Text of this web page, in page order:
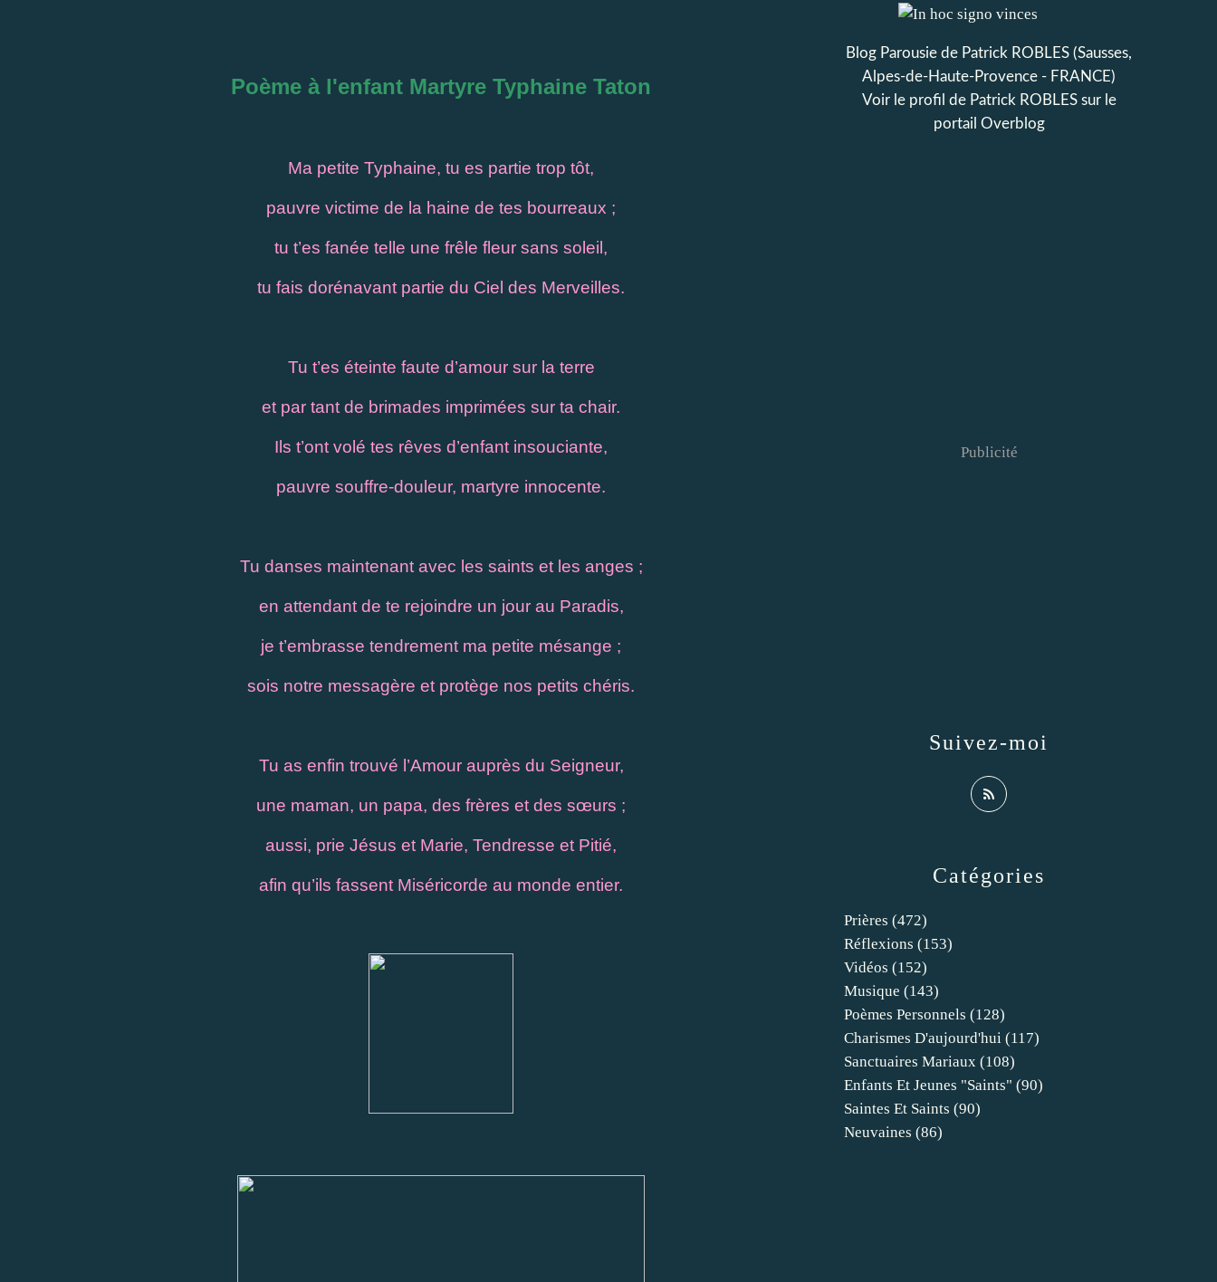
Poème à l'enfant Martyre Typhaine Taton
Ma petite Typhaine, tu es partie trop tôt,
pauvre victime de la haine de tes bourreaux ;
tu t’es fanée telle une frêle fleur sans soleil,
tu fais dorénavant partie du Ciel des Merveilles.
Tu t’es éteinte faute d’amour sur la terre
et par tant de brimades imprimées sur ta chair.
Ils t’ont volé tes rêves d’enfant insouciante,
pauvre souffre-douleur, martyre innocente.
Tu danses maintenant avec les saints et les anges ;
en attendant de te rejoindre un jour au Paradis,
je t’embrasse tendrement ma petite mésange ;
sois notre messagère et protège nos petits chéris.
Tu as enfin trouvé l’Amour auprès du Seigneur,
une maman, un papa, des frères et des sœurs ;
aussi, prie Jésus et Marie, Tendresse et Pitié,
afin qu’ils fassent Miséricorde au monde entier. Catégories
Prières (472)
Réflexions (153)
Vidéos (152)
Musique (143)
Poèmes Personnels (128)
Charismes D'aujourd'hui (117)
Sanctuaires Mariaux (108)
Enfants Et Jeunes "saints" (90)
Saintes Et Saints (90)
Neuvaines (86)
Blog Parousie de Patrick ROBLES (Sausses,
Alpes-de-Haute-Provence - FRANCE)
Voir le profil de Patrick ROBLESsur le
portail Overblog
Suivez-moi
Publicité